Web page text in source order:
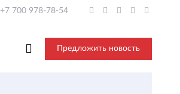
+7 700 978-78-54
Предложить новость